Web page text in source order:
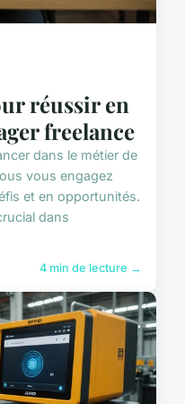
réussir en
freelance
dans le métier de
vous engagez
et en opportunités.
dans
4 min de lecture →